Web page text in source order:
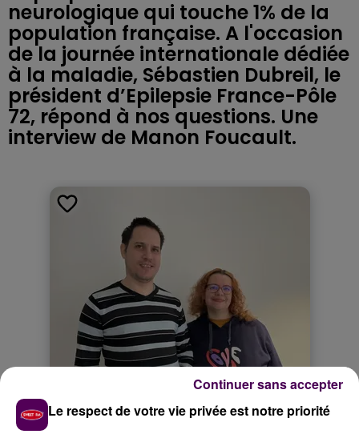
neurologique qui touche 1% de la
population française. A l'occasion
de la journée internationale dédiée
à la maladie, Sébastien Dubreil, le
président d’Epilepsie France-Pôle
72, répond à nos questions. Une
interview de Manon Foucault.
Le respect de votre vie privée est notre priorité
Continuer sans accepter